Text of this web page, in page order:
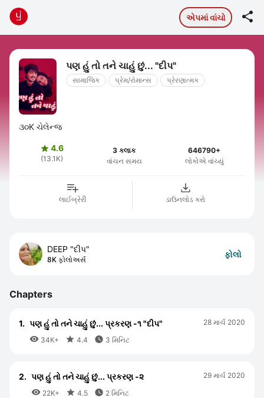
એપમાં વાંચો 
પણ હું તો તને ચાહું છું... "દીપ"
સામાજિક પ્રેમ/રોમાન્સ પ્રેરણાત્મક
૩૦K ચેલેન્જ
 4.6
(13.1K)
3 કલાક
વાંચન સમય
646790+
લોકોએ વાંચ્યું
લાઈબ્રેરી ડાઉનલોડ કરો
DEEP "દીપ"
8K ફોલોઅર્સ
ફોલો
Chapters
1. પણ હું તો તને ચાહું છું... પ્રકરણ -૧ "દીપ"
 34K+  4.4  3 મિનિટ
28 માર્ચ 2020
2. પણ હું તો તને ચાહું છું... પ્રકરણ -૨
 22K+  4.5  2 મિનિટ
29 માર્ચ 2020